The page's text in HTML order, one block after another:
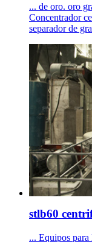
... de oro. oro
Concentrador
separador de
stlb60
... Equipos